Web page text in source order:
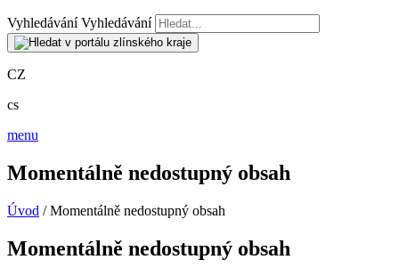
Vyhledávání Vyhledávání
CZ
cs
menu
Momentálně nedostupný obsah
Úvod / Momentálně nedostupný obsah
Momentálně nedostupný obsah